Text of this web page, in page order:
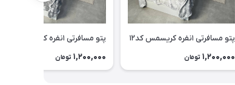
پتو مسافرتی ۱نفره کریسمس کد۱۲
1,200,000 تومان
پتو مسافرتی ۱نفره کریسمس کد۹
1,200,000 تومان